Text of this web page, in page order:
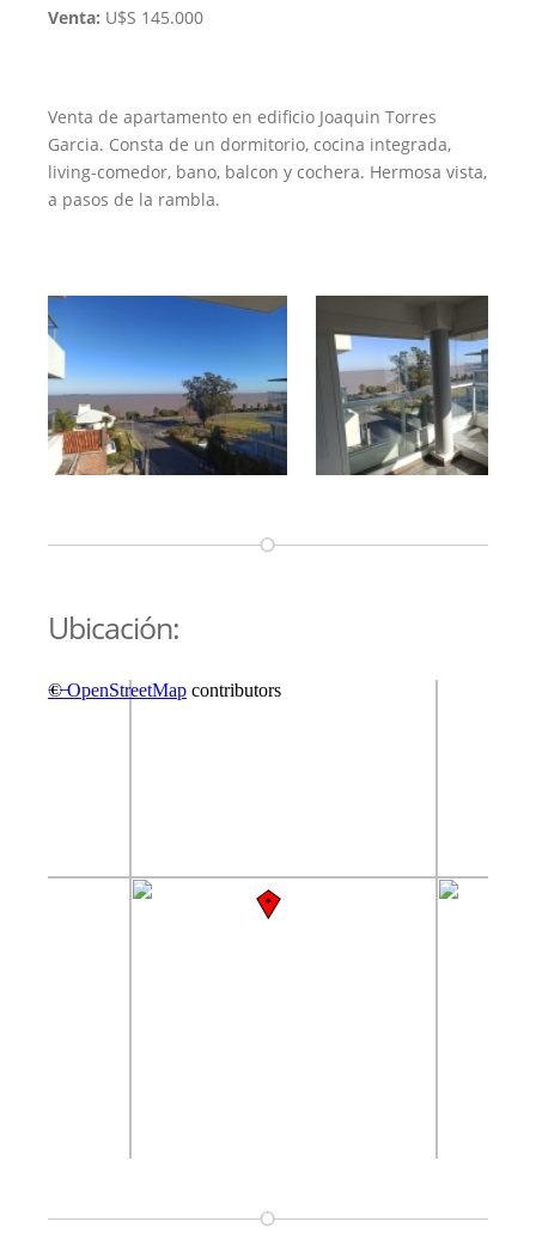
Venta: U$S 145.000
Venta de apartamento en edificio Joaquin Torres
Garcia. Consta de un dormitorio, cocina integrada,
living-comedor, bano, balcon y cochera. Hermosa vista,
a pasos de la rambla.
Ubicación: